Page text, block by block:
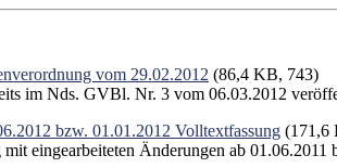
vom 29.02.2012 (86,4 KB, 743)
im Nds. GVBl. Nr. 3 vom 06.03.2012
bzw. 01.01.2012 Volltextfassung (171,6
mit eingearbeiteten Änderungen ab